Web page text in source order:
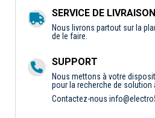
SERVICE DE LIVRAISON
Nous livrons partout sur la
de le faire.
SUPPORT
Nous mettons à votre
pour la recherche de solution
Contactez-nous